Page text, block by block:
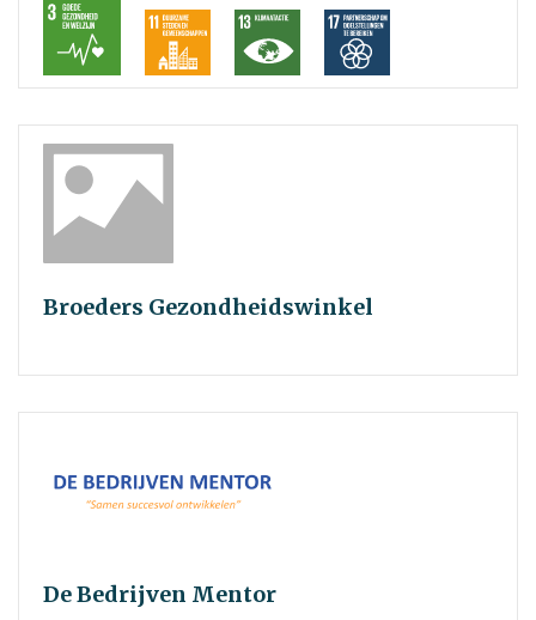
Broeders Gezondheidswinkel
De Bedrijven Mentor